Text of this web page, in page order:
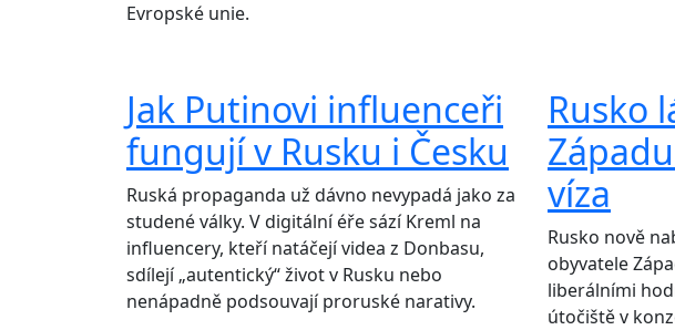
Evropské unie.
Jak Putinovi influenceři
fungují v Rusku i Česku
Ruská propaganda už dávno nevypadá jako za
studené války. V digitální éře sází Kreml na
influencery, kteří natáčejí videa z Donbasu,
sdílejí „autentický“ život v Rusku nebo
nenápadně podsouvají proruské narativy.
Rusko
víza
Rusko nově
obyvatele
liberálními
útočiště v